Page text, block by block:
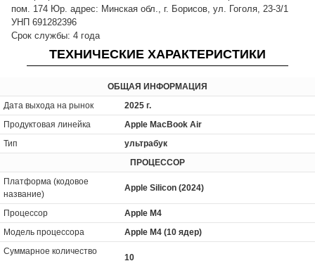
пом. 174 Юр. адрес: Минская обл., г. Борисов, ул. Гоголя, 23-3/1
УНП 691282396
Срок службы: 4 года
ТЕХНИЧЕСКИЕ ХАРАКТЕРИСТИКИ
ОБЩАЯ ИНФОРМАЦИЯ
Дата выхода на рынок
2025 г.
Продуктовая линейка
Apple MacBook Air
Тип
ультрабук
ПРОЦЕССОР
Платформа (кодовое
название)
Apple Silicon (2024)
Процессор
Apple M4
Модель процессора
Apple M4 (10 ядер)
Суммарное количество
10